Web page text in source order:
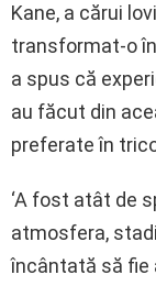
Kane, a cărui
transformat-o
a spus că
au făcut din
preferate în
‘A fost atât de
atmosfera,
încântată să fie